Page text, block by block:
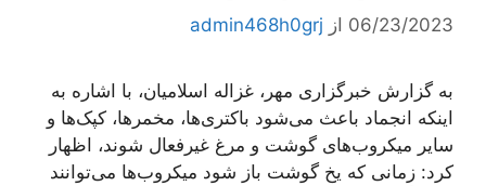
06/23/2023 از admin468h0grj
به گزارش خبرگزاری مهر، غزاله اسلامیان، با اشاره به
اینکه انجماد باعث می‌شود باکتری‌ها، مخمرها، کپک‌ها و
سایر میکروب‌های گوشت و مرغ غیرفعال شوند، اظهار
کرد: زمانی که یخ گوشت باز شود میکروب‌ها می‌توانند